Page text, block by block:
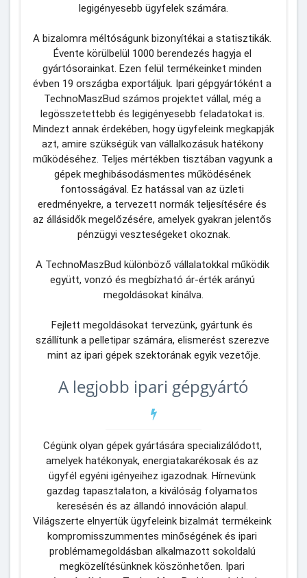
legigényesebb ügyfelek számára.
A bizalomra méltóságunk bizonyítékai a statisztikák.
Évente körülbelül 1000 berendezés hagyja el
gyártósorainkat. Ezen felül termékeinket minden
évben 19 országba exportáljuk. Ipari gépgyártóként a
TechnoMaszBud számos projektet vállal, még a
legösszetettebb és legigényesebb feladatokat is.
Mindezt annak érdekében, hogy ügyfeleink megkapják
azt, amire szükségük van vállalkozásuk hatékony
működéséhez. Teljes mértékben tisztában vagyunk a
gépek meghibásodásmentes működésének
fontosságával. Ez hatással van az üzleti
eredményekre, a tervezett normák teljesítésére és
az állásidők megelőzésére, amelyek gyakran jelentős
pénzügyi veszteségeket okoznak.
A TechnoMaszBud különböző vállalatokkal működik
együtt, vonzó és megbízható ár-érték arányú
megoldásokat kínálva.
Fejlett megoldásokat tervezünk, gyártunk és
szállítunk a pelletipar számára, elismerést szerezve
mint az ipari gépek szektorának egyik vezetője.
A legjobb ipari gépgyártó
Cégünk olyan gépek gyártására specializálódott,
amelyek hatékonyak, energiatakarékosak és az
ügyfél egyéni igényeihez igazodnak. Hírnevünk
gazdag tapasztalaton, a kiválóság folyamatos
keresésén és az állandó innováción alapul.
Világszerte elnyertük ügyfeleink bizalmát termékeink
kompromisszummentes minőségének és ipari
problémamegoldásban alkalmazott sokoldalú
megközelítésünknek köszönhetően. Ipari